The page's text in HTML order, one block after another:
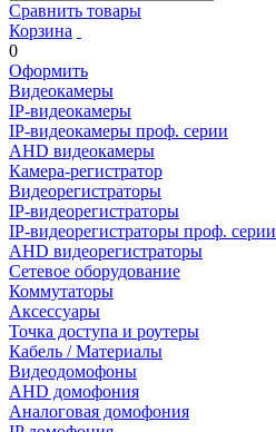
Сравнить товары
Корзина
0
Оформить
Видеокамеры
IP-видеокамеры
IP-видеокамеры проф. серии
AHD видеокамеры
Камера-регистратор
Видеорегистраторы
IP-видеорегистраторы
IP-видеорегистраторы проф. серии
AHD видеорегистраторы
Сетевое оборудование
Коммутаторы
Аксессуары
Точка доступа и роутеры
Кабель / Материалы
Видеодомофоны
AHD домофония
Аналоговая домофония